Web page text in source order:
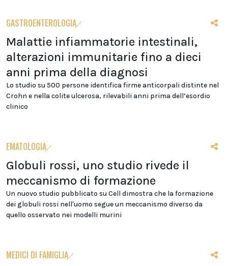
GASTROENTEROLOGIA
Malattie infiammatorie intestinali,
alterazioni immunitarie fino a dieci
anni prima della diagnosi
Lo studio su 500 persone identifica firme anticorpali distinte nel
Crohn e nella colite ulcerosa, rilevabili anni prima dell’esordio
clinico
EMATOLOGIA
Globuli rossi, uno studio rivede il
meccanismo di formazione
Un nuovo studio pubblicato su Cell dimostra che la formazione
dei globuli rossi nell'uomo segue un meccanismo diverso da
quello osservato nei modelli murini
MEDICI DI FAMIGLIA